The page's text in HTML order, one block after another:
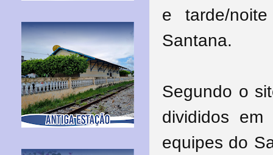
e tarde/
Santana.
Segundo o
divididos
equipes do